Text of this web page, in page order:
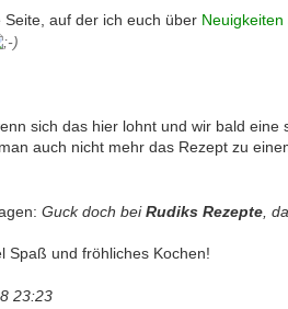
auf der ich euch über Neuigkeiten
sich das hier lohnt und wir bald
auch nicht mehr das Rezept zu
Guck doch beiRudiks Rezepte ,
Spaß und fröhliches Kochen!
23:23